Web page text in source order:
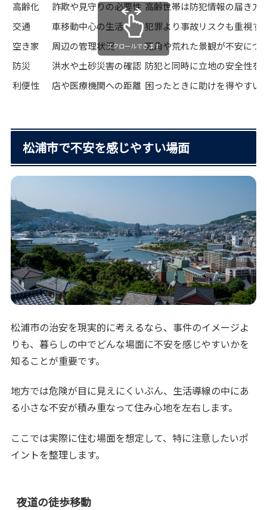
高齢化 詐欺や見守りの必要性 高齢世帯は防犯情報の届き方
交通
車移動中心の生活
犯罪より事故リスクも重視す
空き家
周辺の管理状況
死角や荒れた景観が不安につ
防災
洪水や土砂災害の確認 防犯と同時に立地の安全性を
利便性
店や医療機関への距離 困ったときに助けを得やすい
スクロールできます
松浦市で不安を感じやすい場面
松浦市の治安を現実的に考えるなら、事件のイメージよ
りも、暮らしの中でどんな場面に不安を感じやすいかを
知ることが重要です。
地方では危険が目に見えにくいぶん、生活導線の中にあ
る小さな不安が積み重なって住み心地を左右します。
ここでは実際に住む場面を想定して、特に注意したいポ
イントを整理します。
夜道の徒歩移動